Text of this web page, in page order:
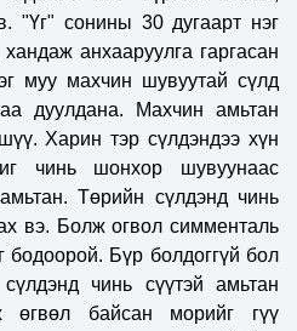
"Үг" сонины 30 дугаарт нэг
хандаж анхааруулга гаргасан
муу махчин шувуутай сүлд
дуулдана. Махчин амьтан
Харин тэр сүлдэндээ хүн
чинь шонхор шувуунаас
Төрийн сүлдэнд чинь
вэ. Болж огвол симменталь
бодоорой. Бүр болдоггүй бол
чинь сүүтэй амьтан
байсан морийг гүү